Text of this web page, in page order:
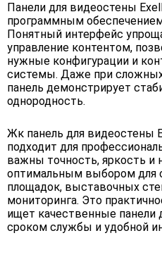
Панели для видеостены
программным
Понятный интерфейс
управление контентом,
нужные конфигурации и
системы. Даже при
панель демонстрирует
однородность.
Жк панель для видеостены
подходит для
важны точность, яркость и
оптимальным выбором для
площадок, выставочных
мониторинга. Это
ищет качественные панели
сроком службы и удобной